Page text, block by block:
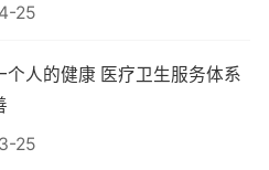
25
个人的健康 医疗卫生服务体系
25